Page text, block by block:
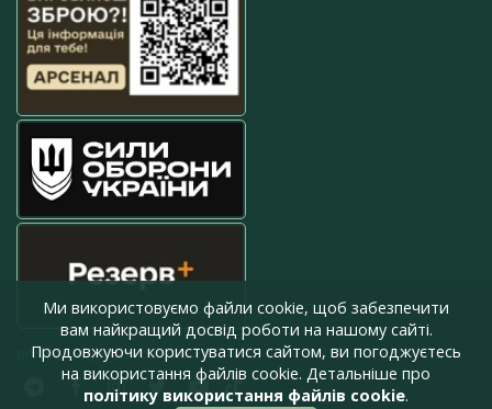
press@armyinform.com.ua
Ми використовуємо файли cookie, щоб забезпечити
вам найкращий досвід роботи на нашому сайті.
Продовжуючи користуватися сайтом, ви погоджуєтесь
на використання файлів cookie. Детальніше про
політику використання файлів cookie.